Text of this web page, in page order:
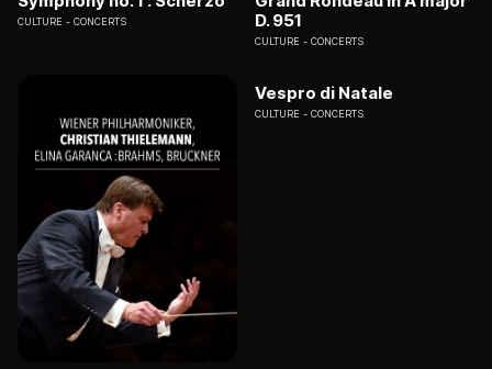
CULTURE CONCERTS
D. 951
CULTURE CONCERTS
Vespro di Natale
CULTURE CONCERTS